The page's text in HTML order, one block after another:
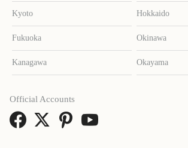
Kyoto Hokkaido
Fukuoka Okinawa
Kanagawa Okayama
Official Accounts